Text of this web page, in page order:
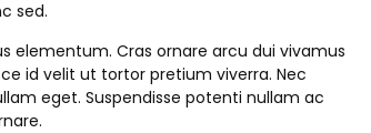
sed.
elementum. Cras ornare arcu dui vivamus
id velit ut tortor pretium viverra. Nec
eget. Suspendisse potenti nullam ac